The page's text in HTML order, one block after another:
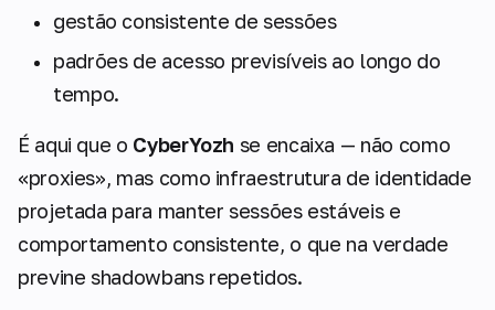
gestão consistente de sessões
padrões de acesso previsíveis ao longo do
tempo.
É aqui que o CyberYozh se encaixa — não como
«proxies», mas como infraestrutura de identidade
projetada para manter sessões estáveis e
comportamento consistente, o que na verdade
previne shadowbans repetidos.